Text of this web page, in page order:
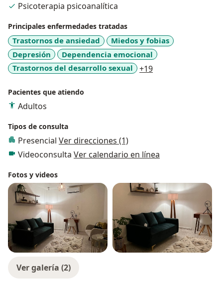
Psicoterapia psicoanalítica
Principales enfermedades tratadas
Trastornos de ansiedad
Miedos y fobias
Depresión
Dependencia emocional
Trastornos del desarrollo sexual
+19
Pacientes que atiendo
Adultos
Tipos de consulta
Presencial Ver direcciones (1)
Videoconsulta Ver calendario en línea
Fotos y videos
Ver galería (2)